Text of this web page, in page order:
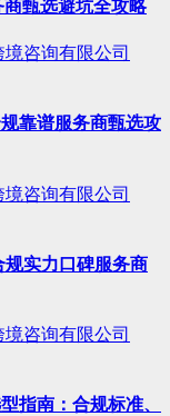
甄选避坑全攻略
咨询有限公司
靠谱服务商甄选攻
咨询有限公司
规实力口碑服务商
咨询有限公司
指南：合规标准、